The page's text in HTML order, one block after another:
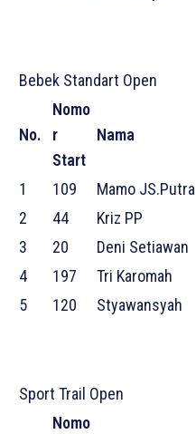
Bebek Standart Open
No.
Nomo
r
Start
Nama
1 109 Mamo JS.Putra
2
44 Kriz PP
3
20 Deni Setiawan
4
197 Tri Karomah
5
120 Styawansyah
Sport Trail Open
Nomo